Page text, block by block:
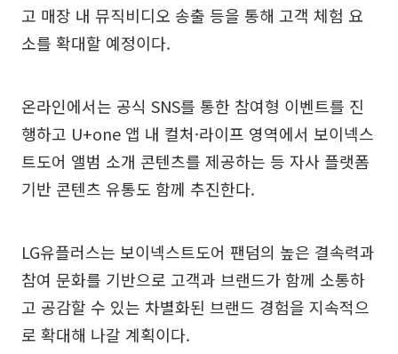
고 매장 내 뮤직비디오 송출 등을 통해 고객 체험 요
소를 확대할 예정이다.
온라인에서는 공식 SNS를 통한 참여형 이벤트를 진
행하고 U+one 앱 내 컬처·라이프 영역에서 보이넥스
트도어 앨범 소개 콘텐츠를 제공하는 등 자사 플랫폼
기반 콘텐츠 유통도 함께 추진한다.
LG유플러스는 보이넥스트도어 팬덤의 높은 결속력과
참여 문화를 기반으로 고객과 브랜드가 함께 소통하
고 공감할 수 있는 차별화된 브랜드 경험을 지속적으
로 확대해 나갈 계획이다.